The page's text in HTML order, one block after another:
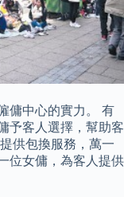
傭中心的實力。 有
予客人選擇，幫助客
供包換服務，萬一
位女傭，為客人提供